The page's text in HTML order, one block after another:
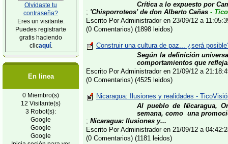
Olvidaste tu
contraseña?
Eres un visitante.
Puedes registrarte
gratis haciendo
clicaquí.
En linea
0 Miembro(s)
12 Visitante(s)
3 Robot(s):
Google
Google
Google
Crítica a lo expuesto por
; 'Chisporroteos' de don Alberto Cañas -
Escrito Por Administrador en 23/09/12 a
(0 Comentarios) (1898 leidos)
Construir una cultura de paz... ¿será
Según la definición
comportamientos que
Escrito Por Administrador en 21/09/12 a
(0 Comentarios) (4525 leidos)
Nicaragua: Ilusiones y realidades -
Al pueblo de Nicaragua,
semana, como una
; Nicaragua: Ilusiones y...
Escrito Por Administrador en 21/09/12 a
(0 Comentarios) (1181 leidos)